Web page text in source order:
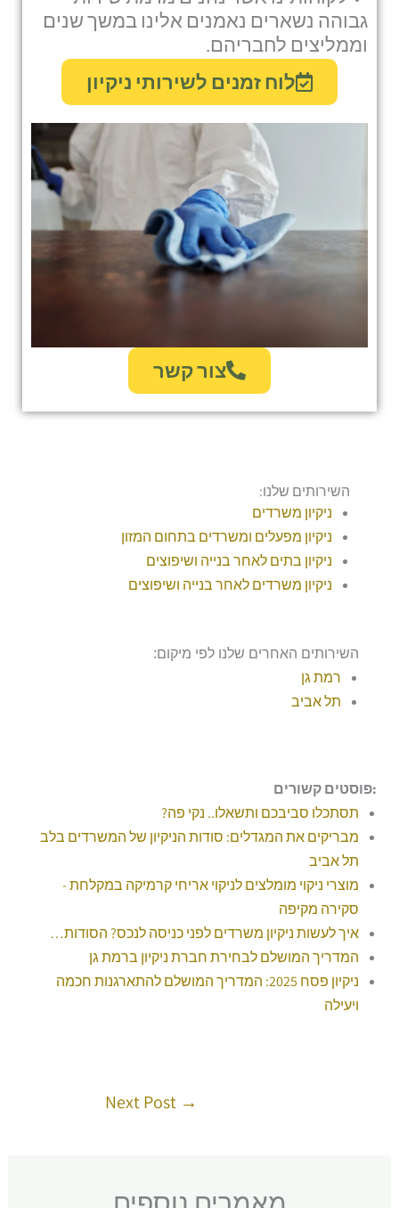
גבוהה נשארים נאמנים אלינו במשך שנים
וממליצים לחבריהם.
לוח זמנים לשירותי ניקיון
צור קשר
השירותים שלנו:
ניקיון משרדים
ניקיון מפעלים ומשרדים בתחום המזון
ניקיון בתים לאחר בנייה ושיפוצים
ניקיון משרדים לאחר בנייה ושיפוצים
השירותים האחרים שלנו לפי מיקום:
רמת גן
תל אביב
:פוסטים קשורים
תסתכלו סביבכם ותשאלו.. נקי פה?
מבריקים את המגדלים: סודות הניקיון של המשרדים בלב
תל אביב
מוצרי ניקוי מומלצים לניקוי אריחי קרמיקה במקלחת -
סקירה מקיפה
איך לעשות ניקיון משרדים לפני כניסה לנכס? הסודות…
המדריך המושלם לבחירת חברת ניקיון ברמת גן
ניקיון פסח 2025: המדריך המושלם להתארגנות חכמה
ויעילה
Next Post →